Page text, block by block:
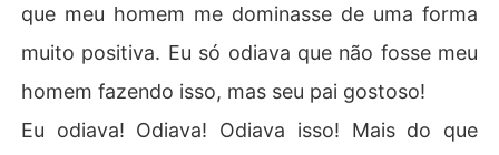
que meu homem me dominasse de uma forma
muito positiva. Eu só odiava que não fosse meu
homem fazendo isso, mas seu pai gostoso!
Eu odiava! Odiava! Odiava isso! Mais do que